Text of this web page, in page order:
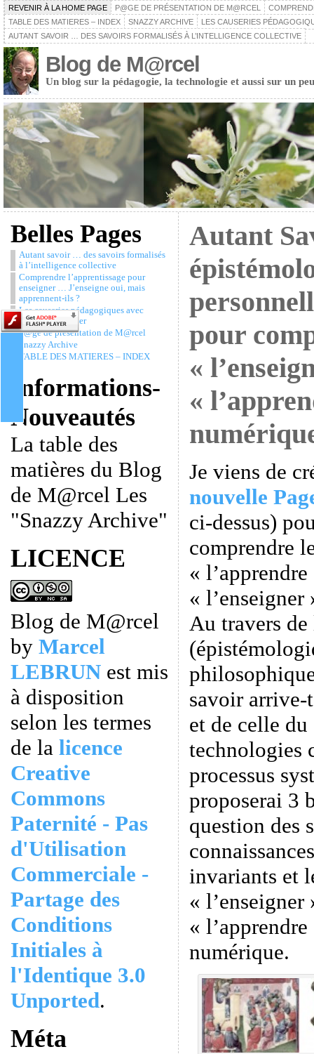
REVENIR À LA HOME PAGE P@GE DE PRÉSENTATION DE M@RCEL
TABLE DES MATIERES – INDEX
SNAZZY ARCHIVE
LES CAUSERIES
AUTANT SAVOIR … DES SAVOIRS FORMALISÉS À L’INTELLIGENCE COLLECTIVE
Blog de M@rcel
Un blog sur la pédagogie, la technologie et aussi sur un
Belles Pages
Autant savoir … des savoirs formalisés
à l’intelligence collective
Comprendre l’apprentissage pour
enseigner … J’enseigne oui, mais
apprennent-ils ?
Les causeries pédagogiques avec
Christophe Batier
P@ge de présentation de M@rcel
Snazzy Archive
TABLE DES MATIERES – INDEX
Informations-
Nouveautés
La table des
matières du Blog
de M@rcel Les
"Snazzy Archive"
LICENCE
Blog de M@rcel
by Marcel
LEBRUNest mis
à disposition
selon les termes
de la licence
Creative
Commons
Paternité - Pas
d'Utilisation
Commerciale -
Partage des
Conditions
Initiales à
l'Identique 3.0
Unported.
Méta
Autant
pour
«
«
Je viens de
nouvelle
ci-dessus)
comprendre
«
« l’enseigner
Au travers
savoir
et de celle
technologies
processus
proposerai 3
question des
invariants et
« l’enseigner
«
numérique.